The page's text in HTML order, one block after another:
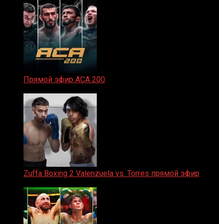
Прямой эфир ACA 200
Zuffa Boxing 2 Valenzuela vs. Torres прямой эфир